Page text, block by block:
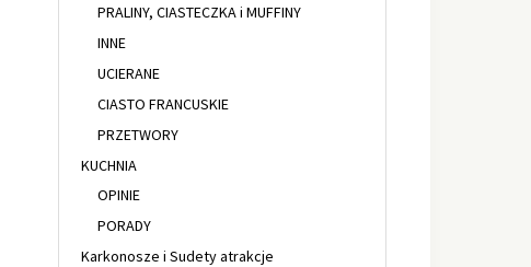
PRALINY, CIASTECZKA i MUFFINY
INNE
UCIERANE
CIASTO FRANCUSKIE
PRZETWORY
KUCHNIA
OPINIE
PORADY
Karkonosze i Sudety atrakcje